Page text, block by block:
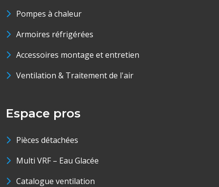
Pompes à chaleur
Armoires réfrigérées
Accessoires montage et entretien
Ventilation & Traitement de l'air
Espace pros
Pièces détachées
Multi VRF – Eau Glacée
Catalogue ventilation